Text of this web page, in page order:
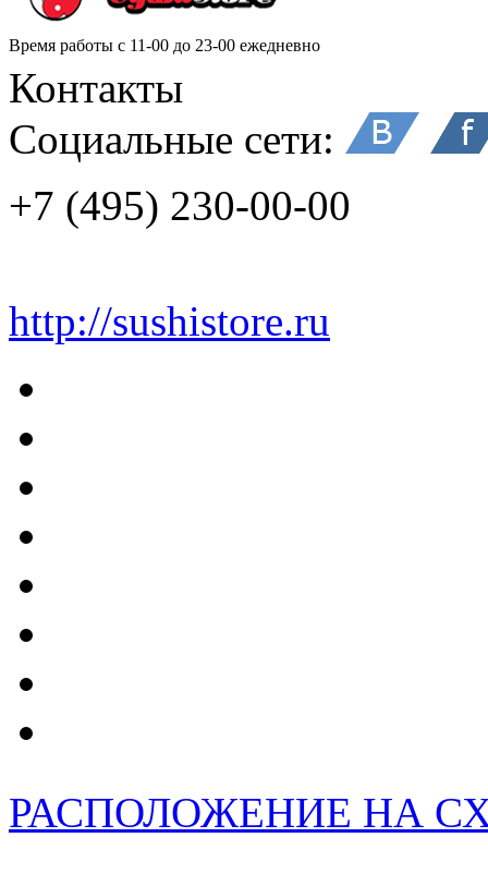
Время работы с 11-00 до 23-00 ежедневно
Контакты
Социальные сети:
+7 (495) 230-00-00
http://sushistore.ru
РАСПОЛОЖЕНИЕ НА